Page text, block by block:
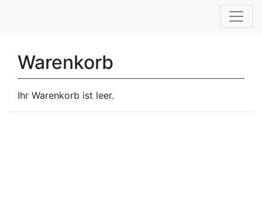
Warenkorb
Ihr Warenkorb ist leer.